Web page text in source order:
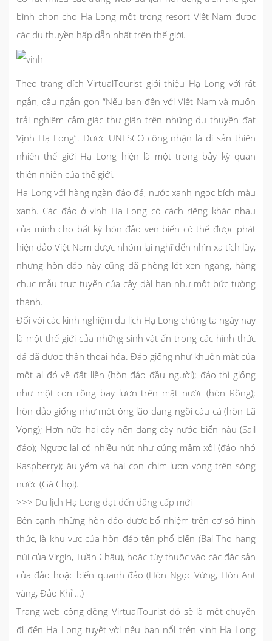
bình chọn cho Hạ Long một trong resort Việt Nam được
các du thuyền hấp dẫn nhất trên thế giới.
Theo trang đích VirtualTourist giới thiệu Hạ Long với rất
ngắn, câu ngắn gọn “Nếu bạn đến với Việt Nam và muốn
trải nghiệm cảm giác thư giãn trên những du thuyền đạt
Vịnh Hạ Long”. Được UNESCO công nhận là di sản thiên
nhiên thế giới Hạ Long hiện là một trong bảy kỳ quan
thiên nhiên của thế giới.
Hạ Long với hàng ngàn đảo đá, nước xanh ngọc bích màu
xanh. Các đảo ở vịnh Hạ Long có cách riêng khác nhau
của mình cho bất kỳ hòn đảo ven biển có thể được phát
hiện đảo Việt Nam được nhóm lại nghĩ đến nhìn xa tích lũy,
nhưng hòn đảo này cũng đã phòng lót xen ngang, hàng
chục mẫu trực tuyến của cây dài hạn như một bức tường
thành.
Đối với các kinh nghiệm du lịch Hạ Long chúng ta ngày nay
là một thế giới của những sinh vật ẩn trong các hình thức
đá đã được thần thoại hóa. Đảo giống như khuôn mặt của
một ai đó về đất liền (hòn đảo đầu người); đảo thì giống
như một con rồng bay lượn trên mặt nước (hòn Rồng);
hòn đảo giống như một ông lão đang ngồi câu cá (hòn Lã
Vọng); Hơn nữa hai cây nến đang cày nước biển nâu (Sail
đảo); Ngược lại có nhiều nút như cúng mâm xôi (đảo nhỏ
Raspberry); âu yếm và hai con chim lượn vòng trên sóng
nước (Gà Chọi).
>>> Du lịch Hạ Long đạt đến đẳng cấp mới
Bên cạnh những hòn đảo được bổ nhiệm trên cơ sở hình
thức, là khu vực của hòn đảo tên phổ biến (Bai Tho hang
núi của Virgin, Tuần Châu), hoặc tùy thuộc vào các đặc sản
của đảo hoặc biển quanh đảo (Hòn Ngọc Vừng, Hòn Ant
vàng, Đảo Khỉ …)
Trang web cộng đồng VirtualTourist đó sẽ là một chuyến
đi đến Hạ Long tuyệt vời nếu bạn nổi trên vịnh Hạ Long